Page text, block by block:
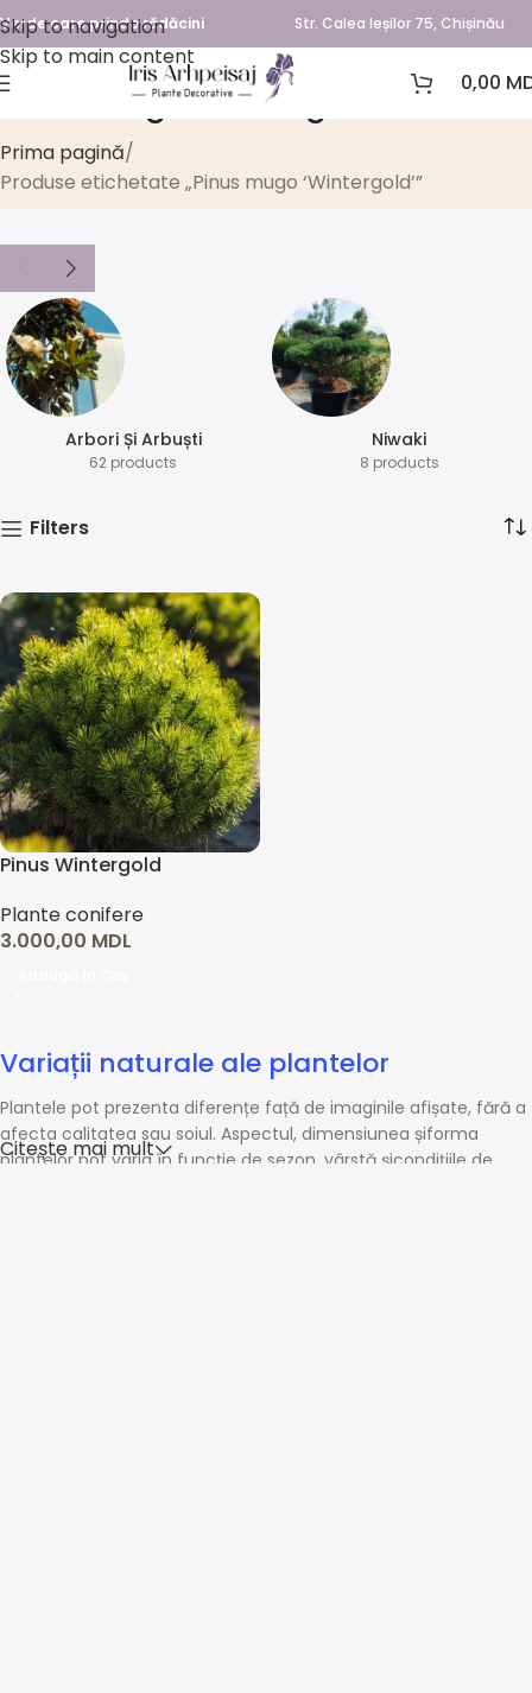
Skip to navigation
Skip to main content
Verde care prinde rădăcini Str. Calea Ieșilor 75, Chișinău
0,00
Pinus mugo ‘Wintergold’
Prima pagină
Produse etichetate „Pinus mugo ‘Wintergold’”
Arbori Și Arbuști
62 products
⁠Niwaki
8 products
Filters
Pinus Wintergold
Plante conifere
3.000,00 MDL
Variații naturale ale plantelor
Plantele pot prezenta diferențe față de imaginile afișate, fără a
afecta calitatea sau soiul. Aspectul, dimensiunea șiforma
plantelor pot varia în funcție de sezon, vârstă șicondițiile de
Citește mai mult